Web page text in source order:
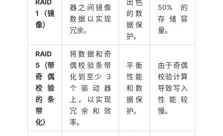
RAID
1（镜
像）
器之间镜像
数据以实现
冗余。
出色
的数
据保
护。
50% 的
存储容
量。
RAID
5（带
奇偶
校验
的条
带
化）
将数据和奇
偶校验条带
化到至少 3
个驱动器
上，以实现
冗余和效
率。
平衡
性能
和数
据保
护。
由于奇偶
校验计算
导致写入
性能较
慢。